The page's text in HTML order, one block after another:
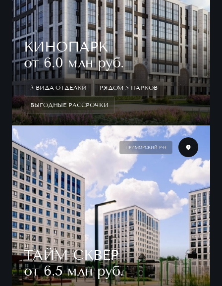
КИНОПАРК
от 6.0 млн руб.
3 ВИДА ОТДЕЛКИ РЯДОМ 5 ПАРКОВ
ВЫГОДНЫЕ РАССРОЧКИ
ПРИМОРСКИЙ Р-Н
ТАЙМ СКВЕР
от 6.5 млн руб.